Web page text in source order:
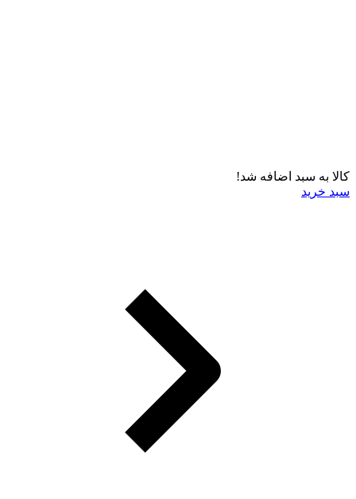
کالا به سبد اضافه شد!
سبد خرید